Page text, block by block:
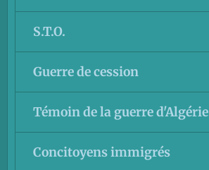
S.T.O.
Guerre de cession
Témoin de la guerre d'Algérie
Concitoyens immigrés